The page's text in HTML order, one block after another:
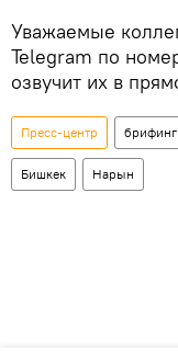
Уважаемые
Telegram по
озвучит их в
Пресс-центр брифинг
Бишкек Нарын